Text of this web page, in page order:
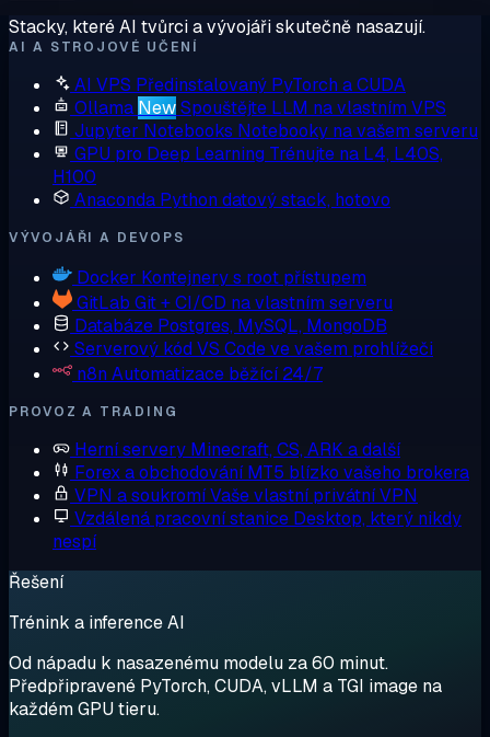
Stacky, které AI tvůrci a vývojáři skutečně nasazují.
AI A STROJOVÉ UČENÍ
AI VPS Předinstalovaný PyTorch a CUDA
Ollama NewSpouštějte LLM na vlastním VPS
Jupyter Notebooks Notebooky na vašem serveru
GPU pro Deep Learning Trénujte na L4, L40S,
H100
Anaconda Python datový stack, hotovo
VÝVOJÁŘI A DEVOPS
Docker Kontejnery s root přístupem
GitLab Git + CI/CD na vlastním serveru
Databáze Postgres, MySQL, MongoDB
Serverový kód VS Code ve vašem prohlížeči
n8n Automatizace běžící 24/7
PROVOZ A TRADING
Herní servery Minecraft, CS, ARK a další
Forex a obchodování MT5 blízko vašeho brokera
VPN a soukromíVaše vlastní privátní VPN
Vzdálená pracovní stanice Desktop, který nikdy
nespí
Řešení
Trénink a inference AI
Od nápadu k nasazenému modelu za 60 minut.
Předpřipravené PyTorch, CUDA, vLLM a TGI image na
každém GPU tieru.